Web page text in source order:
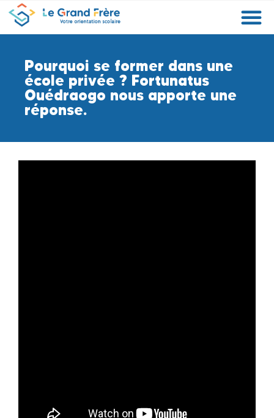
Pourquoi se former dans une
école privée ? Fortunatus
Ouédraogo nous apporte une
réponse.